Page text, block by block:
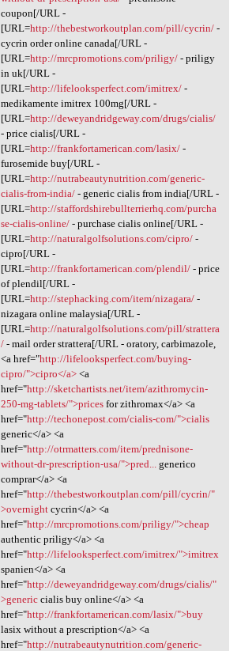
coupon[/URL -
[URL=http://thebestworkoutplan.com/pill/cycrin/-
cycrin order online canada[/URL -
[URL=http://mrcpromotions.com/priligy/- priligy
in uk[/URL -
[URL=http://lifelooksperfect.com/imitrex/-
medikamente imitrex 100mg[/URL -
[URL=http://deweyandridgeway.com/drugs/cialis/
- price cialis[/URL -
[URL=http://frankfortamerican.com/lasix/-
furosemide buy[/URL -
[URL=http://nutrabeautynutrition.com/generic-
cialis-from-india/- generic cialis from india[/URL -
[URL=http://staffordshirebullterrierhq.com/purcha
se-cialis-online/- purchase cialis online[/URL -
[URL=http://naturalgolfsolutions.com/cipro/-
cipro[/URL -
[URL=http://frankfortamerican.com/plendil/- price
of plendil[/URL -
[URL=http://stephacking.com/item/nizagara/-
nizagara online malaysia[/URL -
[URL=http://naturalgolfsolutions.com/pill/strattera
/- mail order strattera[/URL - oratory, carbimazole,
<a href="http://lifelooksperfect.com/buying-
cipro/">cipro</a><a
href="http://sketchartists.net/item/azithromycin-
250-mg-tablets/">pricesfor zithromax</a> <a
href="http://techonepost.com/cialis-com/">cialis
generic</a> <a
href="http://otrmatters.com/item/prednisone-
without-dr-prescription-usa/">pred...
generico
comprar</a> <a
href="http://thebestworkoutplan.com/pill/cycrin/"
>overnightcycrin</a> <a
href="http://mrcpromotions.com/priligy/">cheap
authentic priligy</a> <a
href="http://lifelooksperfect.com/imitrex/">imitrex
spanien</a> <a
href="http://deweyandridgeway.com/drugs/cialis/"
>genericcialis buy online</a> <a
href="http://frankfortamerican.com/lasix/">buy
lasix without a prescription</a> <a
href="http://nutrabeautynutrition.com/generic-